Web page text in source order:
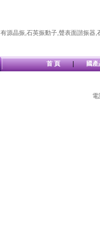
有源晶振,石英振動子,聲表面諧振器,
首 頁 | 國產